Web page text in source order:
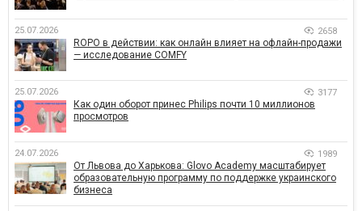
25.07.2026 2658
ROPO в действии: как онлайн влияет на офлайн-продажи
— исследование COMFY
25.07.2026 3177
Как один оборот принес Philips почти 10 миллионов
просмотров
24.07.2026 1989
От Львова до Харькова: Glovo Academy масштабирует
образовательную программу по поддержке украинского
бизнеса